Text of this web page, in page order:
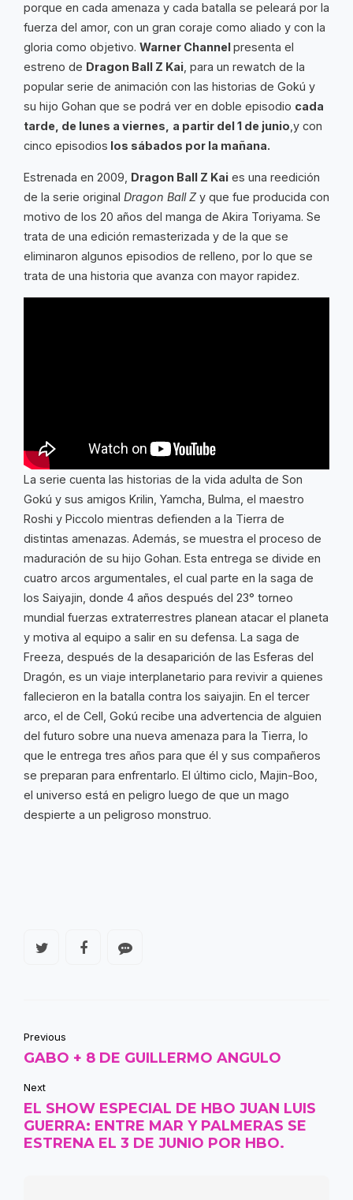
porque en cada amenaza y cada batalla se peleará por la
fuerza del amor, con un gran coraje como aliado y con la
gloria como objetivo. Warner Channelpresenta el
estreno de Dragon Ball Z Kai , para un rewatch de la
popular serie de animación con las historias de Gokú y
su hijo Gohan que se podrá ver en doble episodio cada
tarde, de lunes a viernes,
a partir del 1 de junio ,y con
cinco episodios los sábados por la mañana.
Estrenada en 2009, Dragon Ball Z Kai es una reedición
de la serie original Dragon Ball Zy que fue producida con
motivo de los 20 años del manga de Akira Toriyama. Se
trata de una edición remasterizada y de la que se
eliminaron algunos episodios de relleno, por lo que se
trata de una historia que avanza con mayor rapidez.
La serie cuenta las historias de la vida adulta de Son
Gokú y sus amigos Krilin, Yamcha, Bulma, el maestro
Roshi y Piccolo mientras defienden a la Tierra de
distintas amenazas. Además, se muestra el proceso de
maduración de su hijo Gohan. Esta entrega se divide en
cuatro arcos argumentales, el cual parte en la saga de
los Saiyajin, donde 4 años después del 23° torneo
mundial fuerzas extraterrestres planean atacar el planeta
y motiva al equipo a salir en su defensa. La saga de
Freeza, después de la desaparición de las Esferas del
Dragón, es un viaje interplanetario para revivir a quienes
fallecieron en la batalla contra los saiyajin. En el tercer
arco, el de Cell, Gokú recibe una advertencia de alguien
del futuro sobre una nueva amenaza para la Tierra, lo
que le entrega tres años para que él y sus compañeros
se preparan para enfrentarlo. El último ciclo, Majin-Boo,
el universo está en peligro luego de que un mago
despierte a un peligroso monstruo.
Previous
GABO + 8 DE GUILLERMO ANGULO
Next
EL SHOW ESPECIAL DE HBO JUAN LUIS
GUERRA: ENTRE MAR Y PALMERAS SE
ESTRENA EL 3 DE JUNIO POR HBO.